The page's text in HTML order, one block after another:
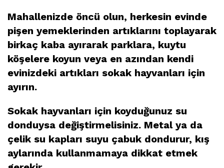
Mahallenizde öncü olun, herkesin evinde
pişen yemeklerinden artıklarını toplayarak
birkaç kaba ayırarak parklara, kuytu
köşelere koyun veya en azından kendi
evinizdeki artıkları sokak hayvanları için
ayırın.
Sokak hayvanları için koyduğunuz su
donduysa değiştirmelisiniz. Metal ya da
çelik su kapları suyu çabuk dondurur, kış
aylarında kullanmamaya dikkat etmek